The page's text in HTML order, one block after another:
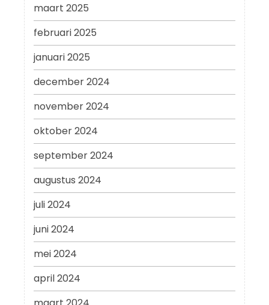
maart 2025
februari 2025
januari 2025
december 2024
november 2024
oktober 2024
september 2024
augustus 2024
juli 2024
juni 2024
mei 2024
april 2024